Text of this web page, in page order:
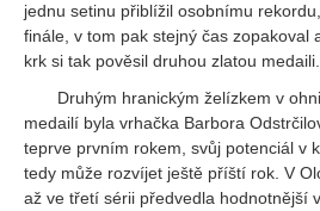
jednu setinu přiblížil osobnímu
finále, v tom pak stejný čas zopakoval
krk si tak pověsil druhou zlatou medaili.
Druhým hranickým želízkem v
medailí byla vrhačka Barbora
teprve prvním rokem, svůj potenciál v
tedy může rozvíjet ještě příští rok. V
až ve třetí sérii předvedla hodnotnější